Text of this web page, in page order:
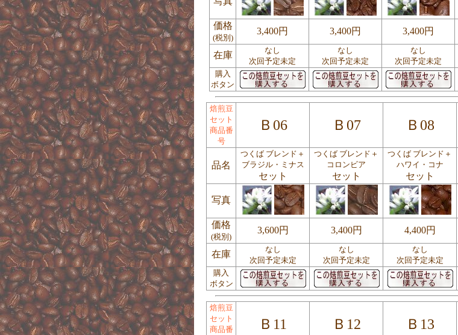
価格
(税別)
3,400円 3,400円 3,400円
在庫
なし
次回予定未定
なし
次回予定未定
なし
次回予定未定
購入
ボタン
焙煎豆
セット
商品番
号
Ｂ06 Ｂ07 Ｂ08
品名
つくば ブレンド＋
ブラジル・ミナス
セット
つくば ブレンド＋
コロンビア
セット
つくば ブレンド＋
ハワイ・コナ
セット
写真
価格
(税別)
3,600円 3,400円 4,400円
在庫
なし
次回予定未定
なし
次回予定未定
なし
次回予定未定
購入
ボタン
焙煎豆
セット
商品番
Ｂ11 Ｂ12 Ｂ13